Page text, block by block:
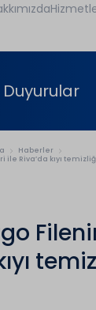
Haberler
Riva’da kıyı